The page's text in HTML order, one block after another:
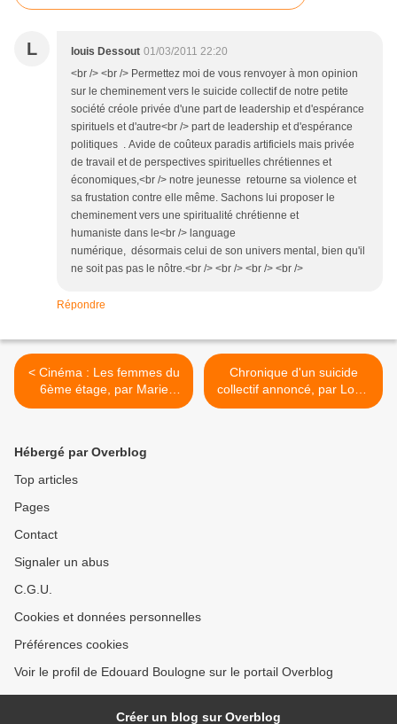
L louis Dessout 01/03/2011 22:20
<br /> <br /> Permettez moi de vous renvoyer à mon opinion
sur le cheminement vers le suicide collectif de notre petite
société créole privée d'une part de leadership et d'espérance
spirituels et d'autre<br /> part de leadership et d'espérance
politiques . Avide de coûteux paradis artificiels mais privée
de travail et de perspectives spirituelles chrétiennes et
économiques,<br /> notre jeunesse retourne sa violence et
sa frustation contre elle même. Sachons lui proposer le
cheminement vers une spiritualité chrétienne et
humaniste dans le<br /> language
numérique, désormais celui de son univers mental, bien qu'il
ne soit pas pas le nôtre.<br /> <br /> <br /> <br />
Répondre
< Cinéma : Les femmes du
6ème étage, par Marie
Deval.
Chronique d'un suicide
collectif annoncé, par Louis
Dessout. >
Hébergé par Overblog
Top articles
Pages
Contact
Signaler un abus
C.G.U.
Cookies et données personnelles
Préférences cookies
Voir le profil de Edouard Boulogne sur le portail Overblog
Créer un blog sur Overblog